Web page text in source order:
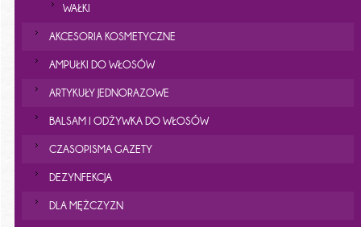
WAŁKI
AKCESORIA KOSMETYCZNE
AMPUŁKI DO WŁOSÓW
ARTYKUŁY JEDNORAZOWE
BALSAM I ODŻYWKA DO WŁOSÓW
CZASOPISMA GAZETY
DEZYNFEKCJA
DLA MĘŻCZYZN